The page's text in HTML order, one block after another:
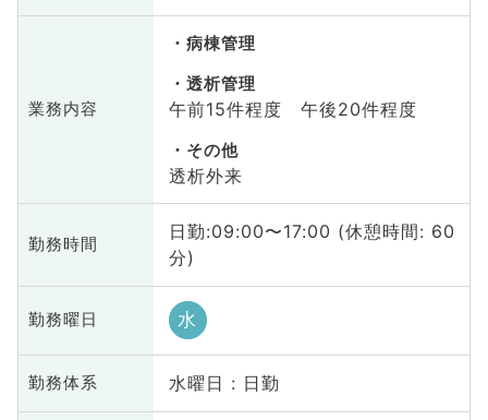
業務内容
病棟管理
透析管理
午前15件程度 午後20件程度
その他
透析外来
勤務時間
日勤:09:00〜17:00 (休憩時間: 60
分)
勤務曜日 水
勤務体系 水曜日 : 日勤